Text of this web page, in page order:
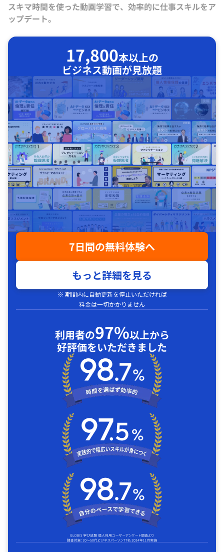
スキマ時間を使った動画学習で、効率的に仕事スキルをア
ップデート。
17,800本以上の
ビジネス動画が見放題
7日間の無料体験へ
もっと詳細を見る
※ 期間内に自動更新を停止いただければ
料金は一切かかりません
利用者の97%以上から
好評価をいただきました